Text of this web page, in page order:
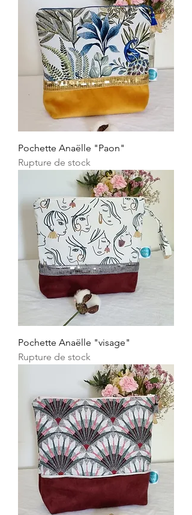
Pochette Anaëlle "Paon"
Rupture de stock
Pochette Anaëlle "visage"
Rupture de stock